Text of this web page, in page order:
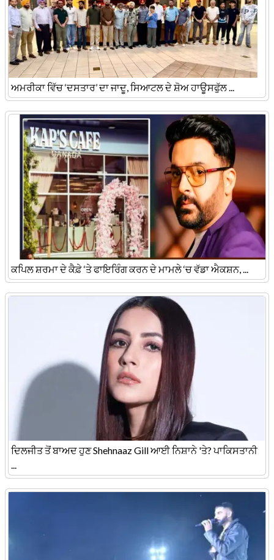
ਅਮਰੀਕਾ ਵਿੱਚ ‘ਦਸਤਾਰ’ ਦਾ ਜਾਦੂ, ਸਿਆਟਲ ਦੇ ਸ਼ੋਅ ਹਾਊਸਫੁੱਲ ...
ਕਪਿਲ ਸ਼ਰਮਾ ਦੇ ਕੈਫ਼ੇ ‘ਤੇ ਫਾਇਰਿੰਗ ਕਰਨ ਦੇ ਮਾਮਲੇ ‘ਚ ਵੱਡਾ ਐਕਸ਼ਨ, ...
ਦਿਲਜੀਤ ਤੋਂ ਬਾਅਦ ਹੁਣ Shehnaaz Gill ਆਈ ਨਿਸ਼ਾਨੇ 'ਤੇ? ਪਾਕਿਸਤਾਨੀ